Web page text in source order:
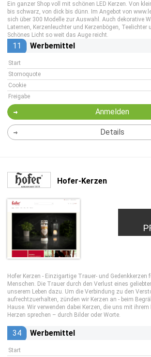
Ein ganzer Shop voll mit schönen LED Kerzen. Von
bis schwarz, von dick bis dünn. Im Angebot von
sich über 300 Modelle zur Auswahl. Auch dekorative
Laternen, Kerzenleuchter und Kerzenbögen, Teelichter
Schönes Licht so weit das Auge reicht.
11 Werbemittel
Start
Stornoquote
Cookie
Freigabe
Anmelden
Details
Hofer-Kerzen
Hofer Kerzen - Einzigartige Trauer- und Gedenkkerzen
Menschen. Die Trauer durch den Verlust eines
unserem Leben dazu. Um die Verbindung zu den
aufrechtzuerhalten, zünden wir Kerzen an - beim
Hause. Wir verwenden dabei Kerzen, die uns mit
Herzen sprechen – durch Bilder oder Worte.
34 Werbemittel
Start